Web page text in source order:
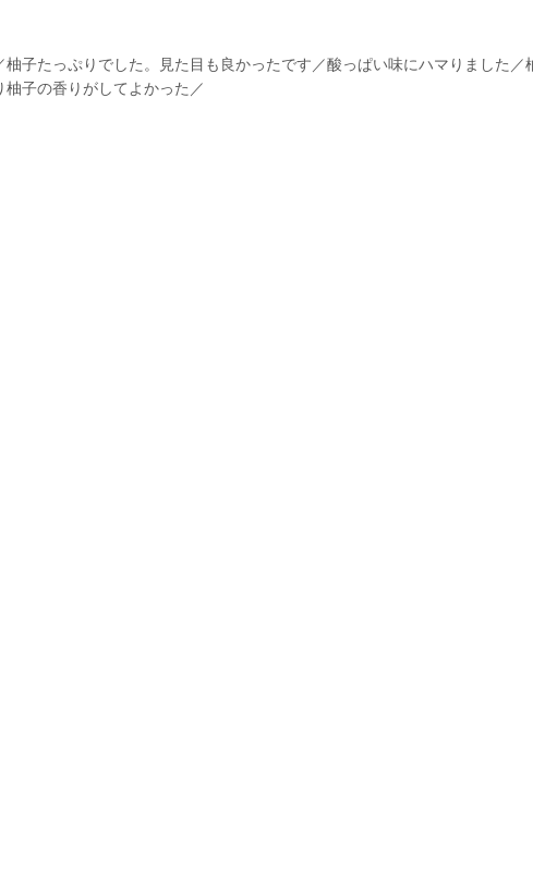
子たっぷりでした。見た目も良かったです／酸っぱい味にハマりました
子の香りがしてよかった／